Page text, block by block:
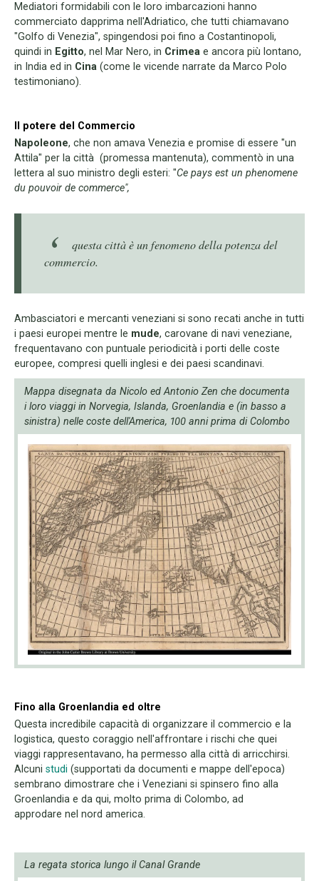
Mediatori formidabili con le loro imbarcazioni hanno
commerciato dapprima nell'Adriatico, che tutti chiamavano
"Golfo di Venezia", spingendosi poi fino a Costantinopoli,
quindi in Egitto, nel Mar Nero, in Crimea e ancora più lontano,
in India ed in Cina (come le vicende narrate da Marco Polo
testimoniano).
Il potere del Commercio
Napoleone, che non amava Venezia e promise di essere "un
Attila" per la città (promessa mantenuta), commentò in una
lettera al suo ministro degli esteri: "Ce pays est un phenomene
du pouvoir de commerce",
questa città è un fenomeno della potenza del
commercio.
Ambasciatori e mercanti veneziani si sono recati anche in tutti
i paesi europei mentre le mude, carovane di navi veneziane,
frequentavano con puntuale periodicità i porti delle coste
europee, compresi quelli inglesi e dei paesi scandinavi.
Mappa disegnata da Nicolo ed Antonio Zen che documenta
i loro viaggi in Norvegia, Islanda, Groenlandia e (in basso a
sinistra) nelle coste dell'America, 100 anni prima di Colombo
Fino alla Groenlandia ed oltre
Questa incredibile capacità di organizzare il commercio e la
logistica, questo coraggio nell'affrontare i rischi che quei
viaggi rappresentavano, ha permesso alla città di arricchirsi.
Alcuni studi (supportati da documenti e mappe dell'epoca)
sembrano dimostrare che i Veneziani si spinsero fino alla
Groenlandia e da qui, molto prima di Colombo, ad
approdare nel nord america.
La regata storica lungo il Canal Grande